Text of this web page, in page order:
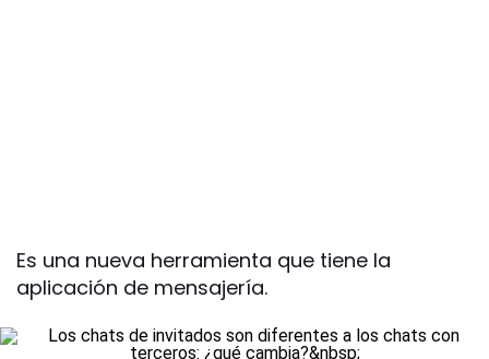
Es una nueva herramienta que tiene la
aplicación de mensajería.